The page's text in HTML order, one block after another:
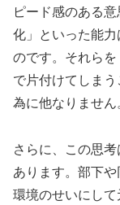
ピード感のある
化」といった能
のです。それら
で片付けてしま
為に他なりません
さらに、この思
あります。部下や
環境のせいにし